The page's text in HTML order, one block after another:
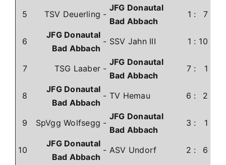
5 TSV Deuerling -
JFG Donautal
Bad Abbach
1 : 7
6
JFG Donautal
Bad Abbach
- SSV Jahn III 1 : 10
7 TSG Laaber -
JFG Donautal
Bad Abbach
7 : 1
8
JFG Donautal
Bad Abbach
- TV Hemau 6 : 2
9 SpVgg Wolfsegg -
JFG Donautal
Bad Abbach
3 : 1
10
JFG Donautal
Bad Abbach
- ASV Undorf 2 : 6